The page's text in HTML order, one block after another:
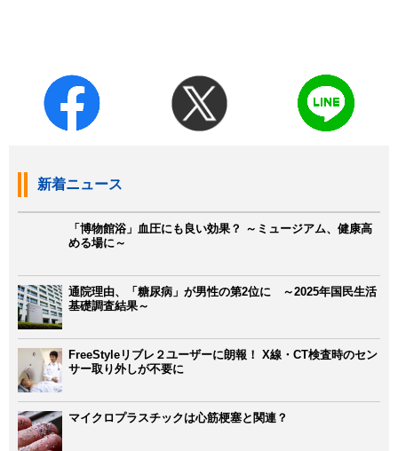
新着ニュース
「博物館浴」血圧にも良い効果？ ～ミュージアム、健康高
める場に～
通院理由、「糖尿病」が男性の第2位に ～2025年国民生活
基礎調査結果～
FreeStyleリブレ２ユーザーに朗報！ X線・CT検査時のセン
サー取り外しが不要に
マイクロプラスチックは心筋梗塞と関連？